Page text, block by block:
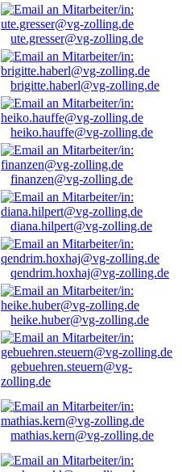
ute.gresser@vg-zolling.de
brigitte.haberl@vg-zolling.de
heiko.hauffe@vg-zolling.de
finanzen@vg-zolling.de
diana.hilpert@vg-zolling.de
qendrim.hoxhaj@vg-zolling.de
heike.huber@vg-zolling.de
gebuehren.steuern@vg-
zolling.de
mathias.kern@vg-zolling.de